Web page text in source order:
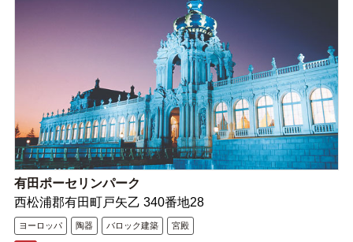
有田ポーセリンパーク
西松浦郡有田町戸矢乙 340番地28
ヨーロッパ 陶器 バロック建築 宮殿